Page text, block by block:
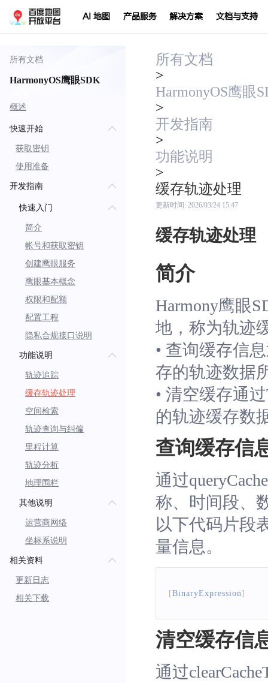
AI 地图 产品服务 解决方案 文档与支持
所有文档
HarmonyOS鹰眼SDK
概述
快速开始
获取密钥
使用准备
开发指南
快速入门
简介
帐号和获取密钥
创建鹰眼服务
鹰眼基本概念
权限和配额
配置工程
隐私合规接口说明
功能说明
轨迹追踪
缓存轨迹处理
空间检索
轨迹查询与纠偏
里程计算
轨迹分析
地理围栏
其他说明
运营商网络
坐标系说明
相关资料
更新日志
相关下载
所有文档
>
HarmonyOS鹰眼
>
开发指南
>
功能说明
>
缓存轨迹处理
更新时间: 2026/03/24 15:47
缓存轨迹处理
简介
Harmony鹰眼
地，称为轨迹
• 查询缓存信息
存的轨迹数据
• 清空缓存通
的轨迹缓存数
查询缓存信
通过
称、时间段、
以下代码片段
量信息。
[BinaryExpression]
清空缓存信
通过